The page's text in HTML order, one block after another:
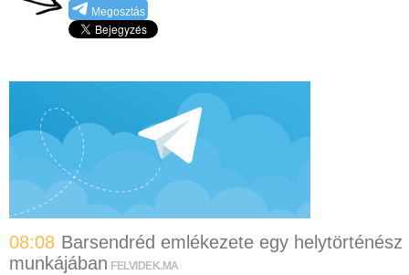
Megosztás
08:08 Barsendréd emlékezete egy helytörténész
munkájában FELVIDEK.MA